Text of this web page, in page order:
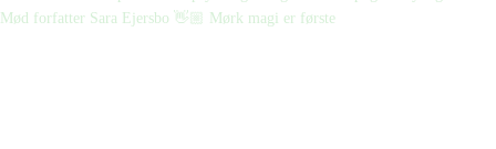
Mød forfatter Sara Ejersbo 👋🏼 Mørk magi er første